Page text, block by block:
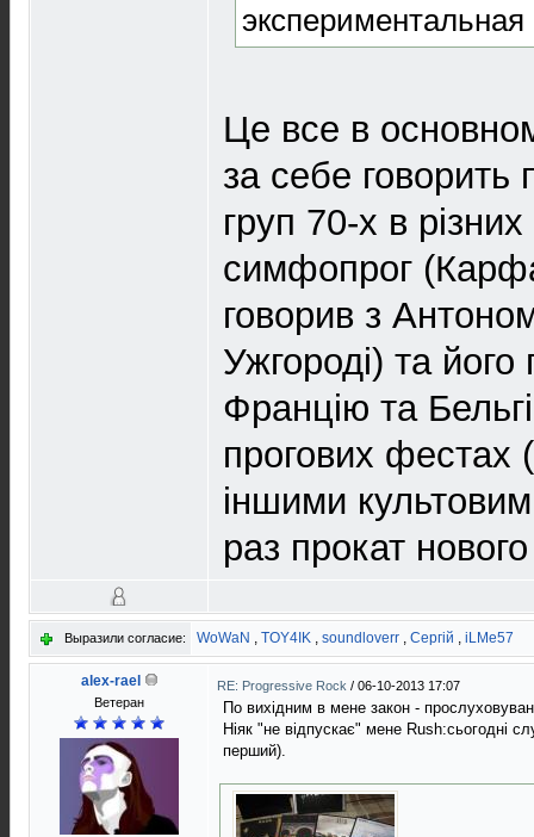
Це все в
за себе говорить
груп 70-х в
симфопрог
говорив з
Ужгороді) та
Францію та
прогових
іншими
раз прокат
Выразили согласие: WoWaN , TOY4IK , soundloverr , Сергій , iLMe57
alex-rael
Ветеран
RE: Progressive Rock / 06-10-2013 17:07
По вихідним в мене закон -
Ніяк "не відпускає" мене Rush:сьогодні
перший).